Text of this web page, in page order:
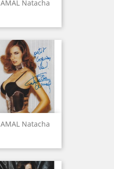
AMAL Natacha
AMAL Natacha